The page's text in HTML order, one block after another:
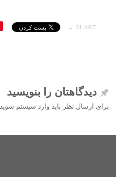
SHARE →
دیدگاهتان را بنویسید
برای ارسال نظر باید وارد سیستم شوید.